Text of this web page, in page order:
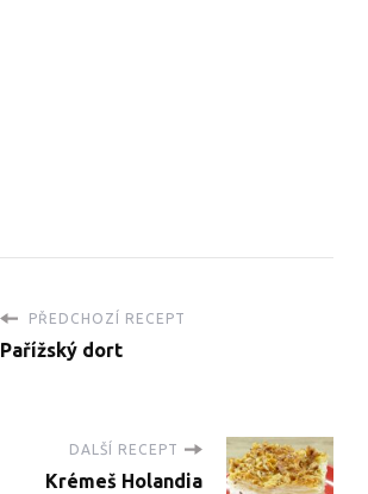
PŘEDCHOZÍ RECEPT
Pařížský dort
DALŠÍ RECEPT
Krémeš Holandia